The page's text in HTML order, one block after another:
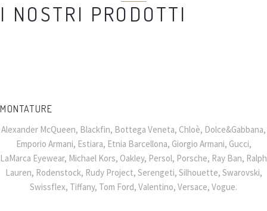
I NOSTRI PRODOTTI
MONTATURE
Alexander McQueen, Blackfin, Bottega Veneta, Chloè, Dolce&Gabbana,
Emporio Armani, Estiara, Etnia Barcellona, Giorgio Armani, Gucci,
LaMarca Eyewear, Michael Kors, Oakley, Persol, Porsche, Ray Ban, Ralph
Lauren, Rodenstock, Rudy Project, Serengeti, Silhouette, Swarovski,
Swissflex, Tiffany, Tom Ford, Valentino, Versace, Vogue.